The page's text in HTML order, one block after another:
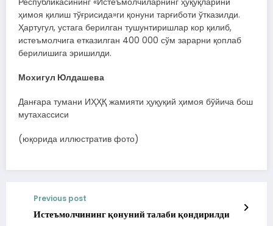
ҳимоя қилиш тўғрисида»ги қонуни тарғиботи ўтказилди.
Ҳартугул, устага берилган тушунтиришлар кор қилиб,
истеъмолчига етказилган 400 000 сўм зарарни қоплаб
берилишига эришилди.
Мохигул Юлдашева
Данғара тумани ИҲҲҚ жамияти ҳуқуқий ҳимоя бўйича бош
мутахассиси
(юқорида иллюстратив фото)
Previous post
Истеъмолчининг қонуний талаби қондирилди